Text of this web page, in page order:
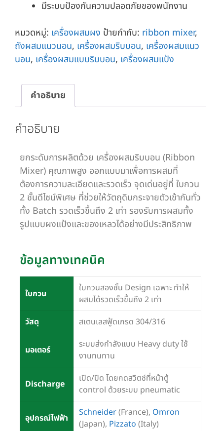
มีระบบปัองกันความปลอดภัยของพนักงาน
หมวดหมู่: เครื่องผสมผง ป้ายกำกับ: ribbon mixer,
ถังผสมแนวนอน, เครื่องผสมริบบอน, เครื่องผสมแนว
นอน, เครื่องผสมแบบริบบอน, เครื่องผสมแป้ง
คำอธิบาย
คำอธิบาย
ยกระดับการผลิตด้วย เครื่องผสมริบบอน (Ribbon
Mixer) คุณภาพสูง ออกแบบมาเพื่อการผสมที่
ต้องการความละเอียดและรวดเร็ว จุดเด่นอยู่ที่ ใบกวน
2 ชั้นดีไซน์พิเศษ ที่ช่วยให้วัตถุดิบกระจายตัวเข้ากันทั่ว
ทั้ง Batch รวดเร็วขึ้นถึง 2 เท่า รองรับการผสมทั้ง
รูปแบบผงแป้งและของเหลวได้อย่างมีประสิทธิภาพ
ข้อมูลทางเทคนิค
ใบกวน
ใบกวนสองชั้น Design เฉพาะ ทำให้
ผสมได้รวดเร็วขึ้นถึง 2 เท่า
วัสดุ
สเตนเลสฟู้ดเกรด 304/316
มอเตอร์
ระบบส่งกำลังแบบ Heavy duty ใช้
งานทนทาน
Discharge
เปิด/ปิด โดยกดสวิตช์ที่หน้าตู้
control ด้วยระบบ pneumatic
อุปกรณ์ไฟฟ้า Schneider(France), Omron
(Japan), Pizzato (Italy)